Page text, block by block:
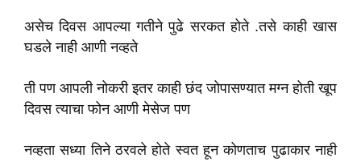
असेच दिवस आपल्या गतीने पुढे सरकत होते .तसे काही खास
घडले नाही आणी नव्हते
ती पण आपली नोकरी इतर काही छंद जोपासण्यात मग्न होती खूप
दिवस त्याचा फोन आणी मेसेज पण
नव्हता सध्या तिने ठरवले होते स्वत हून कोणताच पुढाकार नाही